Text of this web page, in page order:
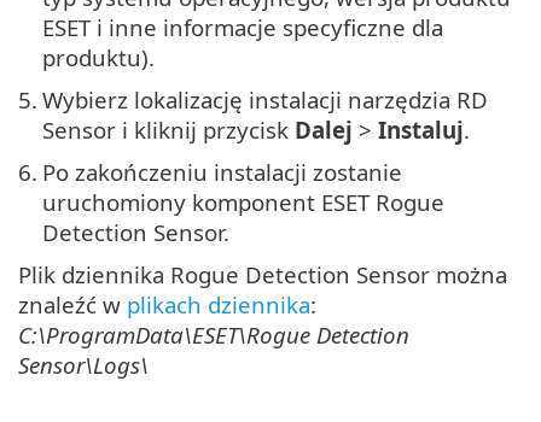
ESET i inne informacje specyficzne dla
produktu).
5. Wybierz lokalizację instalacji narzędzia RD
Sensor i kliknij przycisk Dalej > Instaluj.
6. Po zakończeniu instalacji zostanie
uruchomiony komponent ESET Rogue
Detection Sensor.
Plik dziennika Rogue Detection Sensor można
znaleźć w plikach dziennika:
C:\ProgramData\ESET\Rogue Detection
Sensor\Logs\